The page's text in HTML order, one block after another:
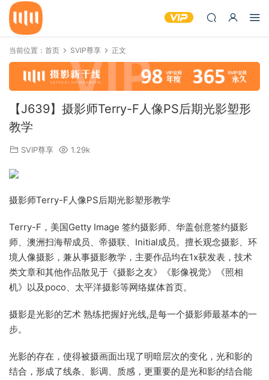
当前位置： 首页 SVIP尊享 正文
【J639】摄影师Terry-F人像PS后期光影塑形
教学
SVIP尊享 1.29k
摄影师Terry-F人像PS后期光影塑形教学
Terry-F，美国Getty Image 签约摄影师、华盖创意签约摄影
师、澳洲扫海帮成员、帝摄联、Initial成员。擅长观念摄影、环
境人像摄影，兼从事摄影教学，主要作品均在1x获发表，技术
类文章和其他作品散见于《摄影之友》《影像视觉》《照相
机》以及poco、太平洋摄影等网络媒体首页。
摄影是光影的艺术 熟练把握好光线,是每一个摄影师最基本的一
步。
光影的存在，使得被摄画面出现了明暗层次的变化，光和影的
结合，形成了线条、影调、质感，更重要的是光和影的结合能